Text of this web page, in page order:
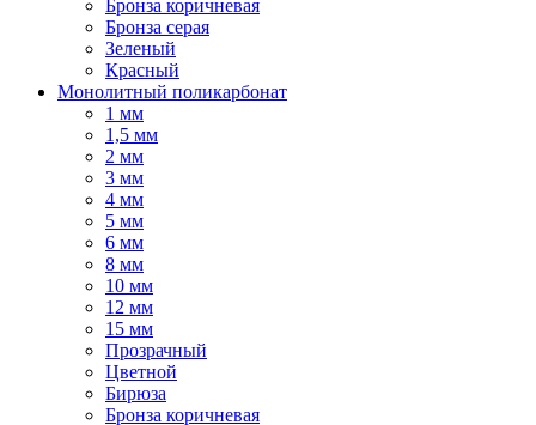
Бронза коричневая
Бронза серая
Зеленый
Красный
Монолитный поликарбонат
1 мм
1,5 мм
2 мм
3 мм
4 мм
5 мм
6 мм
8 мм
10 мм
12 мм
15 мм
Прозрачный
Цветной
Бирюза
Бронза коричневая